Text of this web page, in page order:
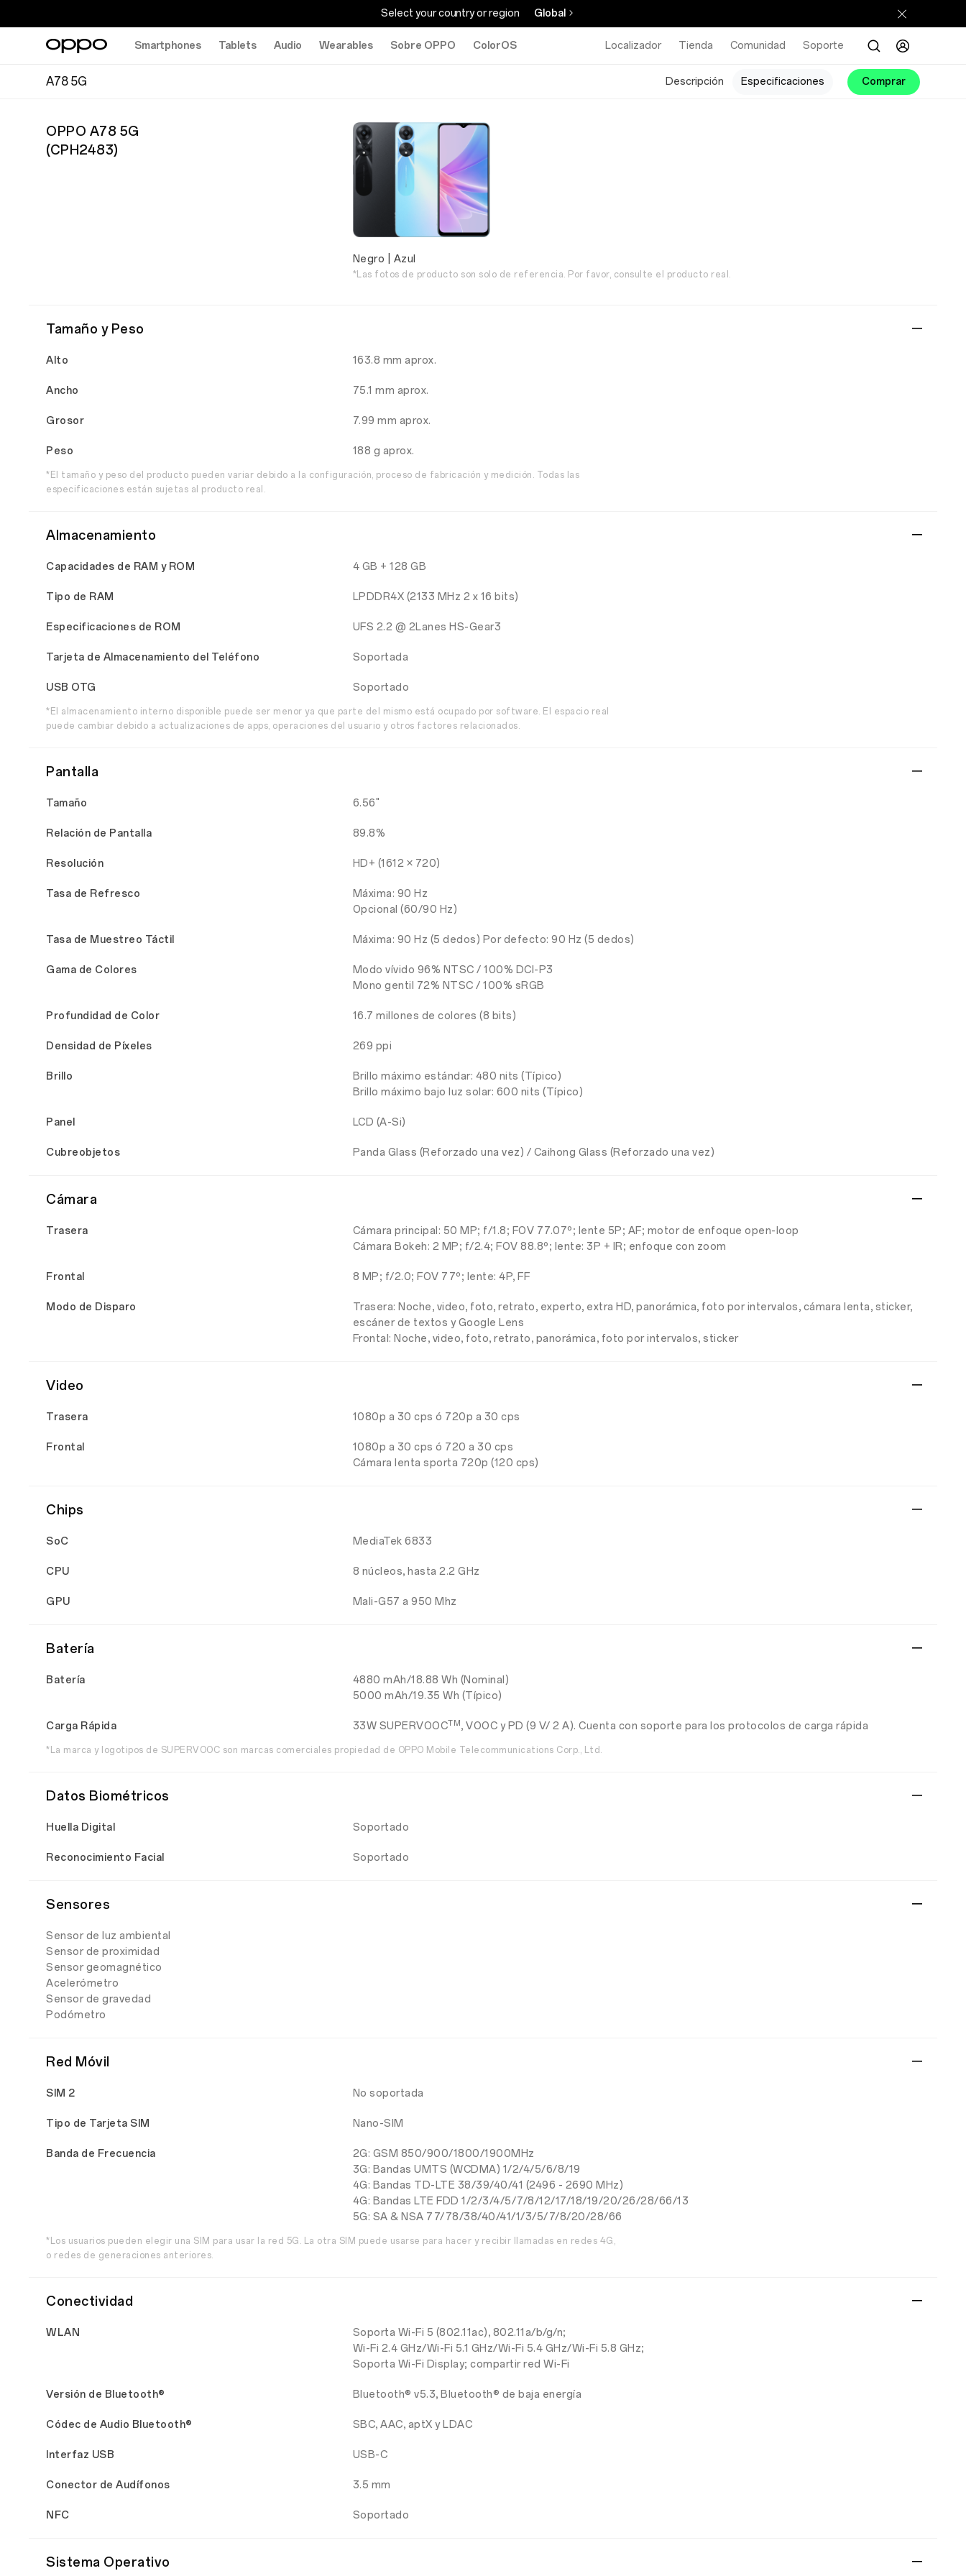
Select your country or region Global
Smartphones Tablets Audio Wearables Sobre OPPO ColorOS Localizador Tienda Comunidad Soporte
A78 5G Descripción Especificaciones Comprar
OPPO A78 5G
(CPH2483)
Negro | Azul
*Las fotos de producto son solo de referencia. Por favor, consulte el producto real.
Tamaño y Peso
Alto 163.8 mm aprox.
Ancho 75.1 mm aprox.
Grosor 7.99 mm aprox.
Peso 188 g aprox.
*El tamaño y peso del producto pueden variar debido a la configuración, proceso de fabricación y medición. Todas las
especificaciones están sujetas al producto real.
Almacenamiento
Capacidades de RAM y ROM 4 GB + 128 GB
Tipo de RAM LPDDR4X (2133 MHz 2 x 16 bits)
Especificaciones de ROM UFS 2.2 @ 2Lanes HS-Gear3
Tarjeta de Almacenamiento del Teléfono Soportada
USB OTG Soportado
*El almacenamiento interno disponible puede ser menor ya que parte del mismo está ocupado por software. El espacio real
puede cambiar debido a actualizaciones de apps, operaciones del usuario y otros factores relacionados.
Pantalla
Tamaño 6.56"
Relación de Pantalla 89.8%
Resolución HD+ (1612 × 720)
Tasa de Refresco
Máxima: 90 Hz
Opcional (60/90 Hz)
Tasa de Muestreo Táctil Máxima: 90 Hz (5 dedos) Por defecto: 90 Hz (5 dedos)
Gama de Colores
Modo vívido 96% NTSC / 100% DCI-P3
Mono gentil 72% NTSC / 100% sRGB
Profundidad de Color 16.7 millones de colores (8 bits)
Densidad de Píxeles 269 ppi
Brillo
Brillo máximo estándar: 480 nits (Típico)
Brillo máximo bajo luz solar: 600 nits (Típico)
Panel LCD (A-Si)
Cubreobjetos Panda Glass (Reforzado una vez) / Caihong Glass (Reforzado una vez)
Cámara
Trasera
Cámara principal: 50 MP; f/1.8; FOV 77.07º; lente 5P; AF; motor de enfoque open-loop
Cámara Bokeh: 2 MP; f/2.4; FOV 88.8º; lente: 3P + IR; enfoque con zoom
Frontal 8 MP; f/2.0; FOV 77º; lente: 4P, FF
Modo de Disparo
Trasera: Noche, video, foto, retrato, experto, extra HD, panorámica, foto por intervalos, cámara lenta, sticker,
escáner de textos y Google Lens
Frontal: Noche, video, foto, retrato, panorámica, foto por intervalos, sticker
Video
Trasera 1080p a 30 cps ó 720p a 30 cps
Frontal
1080p a 30 cps ó 720 a 30 cps
Cámara lenta sporta 720p (120 cps)
Chips
SoC MediaTek 6833
CPU 8 núcleos, hasta 2.2 GHz
GPU Mali-G57 a 950 Mhz
Batería
Batería
4880 mAh/18.88 Wh (Nominal)
5000 mAh/19.35 Wh (Típico)
Carga Rápida 33W SUPERVOOCTM, VOOC y PD (9 V/ 2 A). Cuenta con soporte para los protocolos de carga rápida
*La marca y logotipos de SUPERVOOC son marcas comerciales propiedad de OPPO Mobile Telecommunications Corp., Ltd.
Datos Biométricos
Huella Digital Soportado
Reconocimiento Facial Soportado
Sensores
Sensor de luz ambiental
Sensor de proximidad
Sensor geomagnético
Acelerómetro
Sensor de gravedad
Podómetro
Red Móvil
SIM 2 No soportada
Tipo de Tarjeta SIM Nano-SIM
Banda de Frecuencia
2G: GSM 850/900/1800/1900MHz
3G: Bandas UMTS (WCDMA) 1/2/4/5/6/8/19
4G: Bandas TD-LTE 38/39/40/41 (2496 - 2690 MHz)
4G: Bandas LTE FDD 1/2/3/4/5/7/8/12/17/18/19/20/26/28/66/13
5G: SA & NSA 77/78/38/40/41/1/3/5/7/8/20/28/66
*Los usuarios pueden elegir una SIM para usar la red 5G. La otra SIM puede usarse para hacer y recibir llamadas en redes 4G,
o redes de generaciones anteriores.
Conectividad
WLAN
Soporta Wi-Fi 5 (802.11ac), 802.11a/b/g/n;
Wi-Fi 2.4 GHz/Wi-Fi 5.1 GHz/Wi-Fi 5.4 GHz/Wi-Fi 5.8 GHz;
Soporta Wi-Fi Display; compartir red Wi-Fi
Versión de Bluetooth® Bluetooth® v5.3, Bluetooth® de baja energía
Códec de Audio Bluetooth® SBC, AAC, aptX y LDAC
Interfaz USB USB-C
Conector de Audífonos 3.5 mm
NFC Soportado
Sistema Operativo